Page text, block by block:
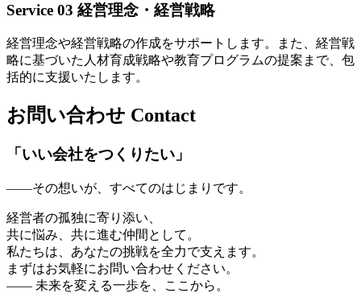
Service 03 経営理念・経営戦略
経営理念や経営戦略の作成をサポートします。また、経営戦
略に基づいた人材育成戦略や教育プログラムの提案まで、包
括的に支援いたします。
お問い合わせ Contact
「いい会社をつくりたい」
——その想いが、すべてのはじまりです。
経営者の孤独に寄り添い、
共に悩み、共に進む仲間として。
私たちは、あなたの挑戦を全力で支えます。
まずはお気軽にお問い合わせください。
—— 未来を変える一歩を、ここから。